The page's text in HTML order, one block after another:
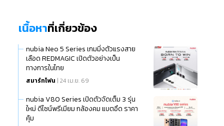
เนื้อหาที่เกี่ยวข้อง
nubia Neo 5 Series เกมมิ่งตัวแรงสาย
เลือด REDMAGIC เปิดตัวอย่างเป็น
ทางการในไทย
สมาร์ทโฟน | 24 เม.ย. 69
nubia V80 Series เปิดตัวจัดเต็ม 3 รุ่น
ใหม่ ดีไซน์พรีเมียม กล้องคม แบตอึด ราคา
คุ้ม